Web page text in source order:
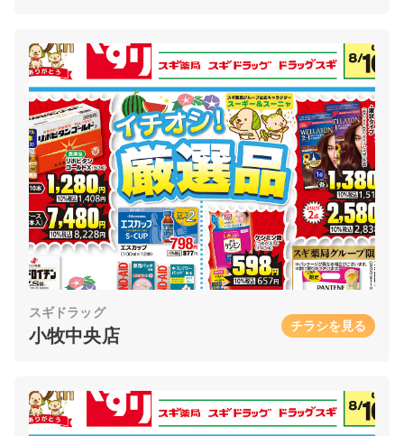
スギドラッグ
小牧中央店 チラシを見る